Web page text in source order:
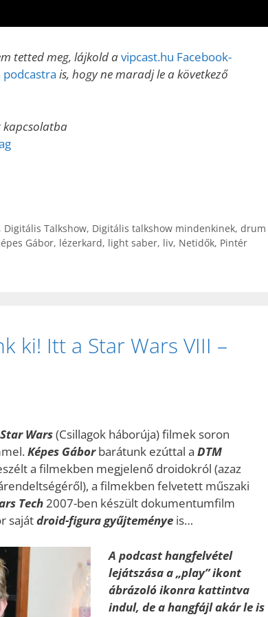
tetted meg, lájkold avipcast.hu Facebook-
is, hogy ne maradj le a következő
kapcsolatba
, Digitális Talkshow, Digitális talkshow mindenkinek, drum
Gábor, lézerkard, light saber, liv, Netidők, Pintér
ki! Itt a Star Wars VIII –
Star Wars(Csillagok háborúja) filmek soron
Képes Gáborbarátunk ezúttal a DTM
a filmekben megjelenő droidokról (azaz
a filmekben felvetett műszaki
Tech2007-ben készült dokumentumfilm
sajátdroid-figura gyűjteménye is…
A podcast hangfelvétel
lejátszása a „play” ikont
ábrázoló ikonra kattintva
indul, de a hangfájl akár le is